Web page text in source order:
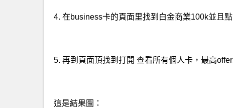
4. 在business卡的頁面里找到白金商業100k並且
5. 再到頁面頂找到打開 查看所有個人卡，最高
這是結果圖：